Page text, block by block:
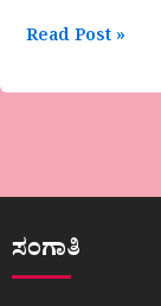
Read Post »
ಸಂಗಾತಿ